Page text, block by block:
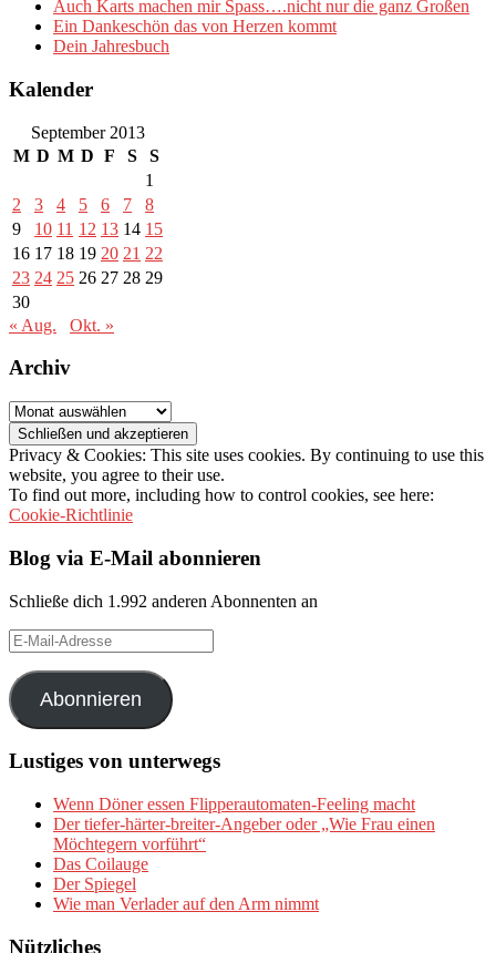
Auch Karts machen mir Spass….nicht nur die ganz Großen
Ein Dankeschön das von Herzen kommt
Dein Jahresbuch
Kalender
September 2013
M D M D F S
S
1
2
3 4 5 6 7
8
9
10 11 12 13 14 15
16 17 18 19 20 21 22
23 24 25 26 27 28 29
30
« Aug.
Okt. »
Archiv
Archiv
Privacy & Cookies: This site uses cookies. By continuing to use this
website, you agree to their use.
To find out more, including how to control cookies, see here:
Cookie-Richtlinie
Blog via E-Mail abonnieren
Schließe dich 1.992 anderen Abonnenten an
E-
Mail-
Adresse
Abonnieren
Lustiges von unterwegs
Wenn Döner essen Flipperautomaten-Feeling macht
Der tiefer-härter-breiter-Angeber oder „Wie Frau einen
Möchtegern vorführt“
Das Coilauge
Der Spiegel
Wie man Verlader auf den Arm nimmt
Nützliches